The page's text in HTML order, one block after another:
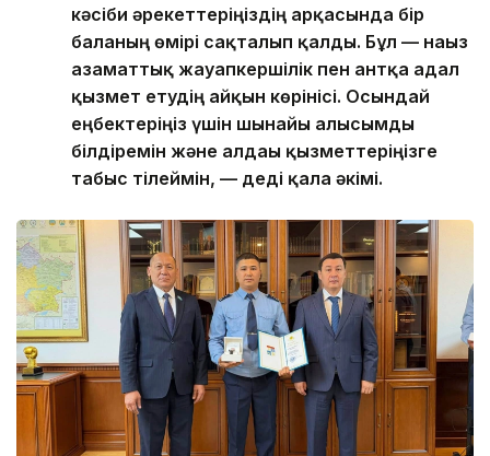
кәсіби әрекеттеріңіздің арқасында бір
баланың өмірі сақталып қалды. Бұл — нағыз
азаматтық жауапкершілік пен антқа адал
қызмет етудің айқын көрінісі. Осындай
еңбектеріңіз үшін шынайы алғысымды
білдіремін және алдағы қызметтеріңізге
табыс тілеймін, — деді қала әкімі.